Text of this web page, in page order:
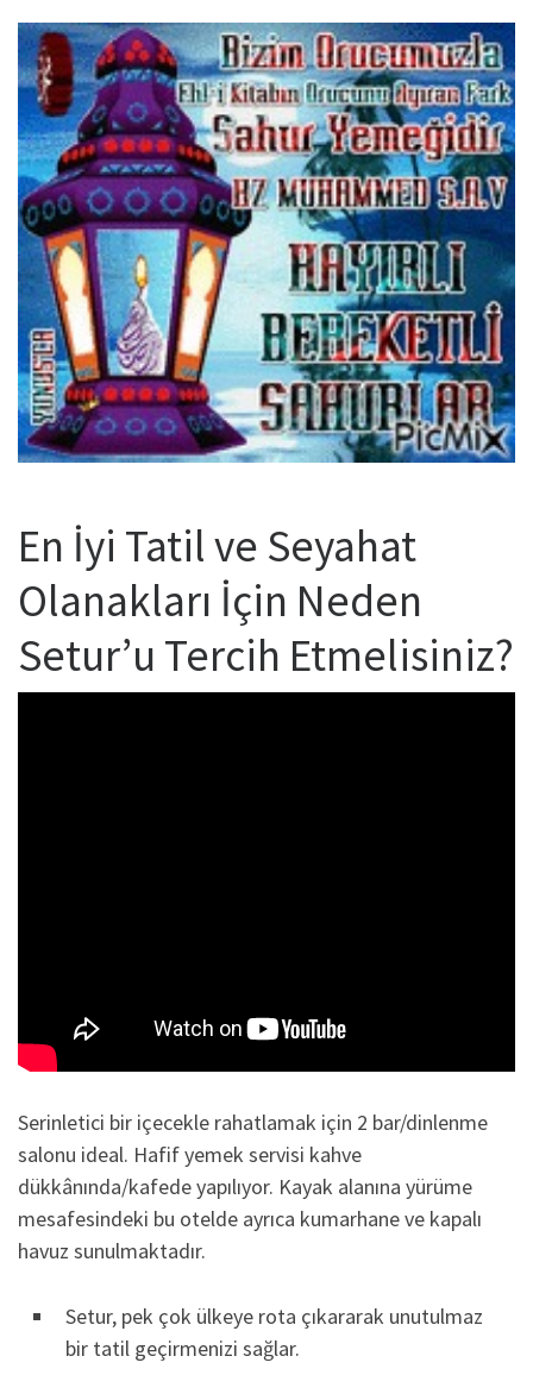
En İyi Tatil ve Seyahat
Olanakları İçin Neden
Setur’u Tercih Etmelisiniz?
Serinletici bir içecekle rahatlamak için 2 bar/dinlenme
salonu ideal. Hafif yemek servisi kahve
dükkânında/kafede yapılıyor. Kayak alanına yürüme
mesafesindeki bu otelde ayrıca kumarhane ve kapalı
havuz sunulmaktadır.
Setur, pek çok ülkeye rota çıkararak unutulmaz
bir tatil geçirmenizi sağlar.